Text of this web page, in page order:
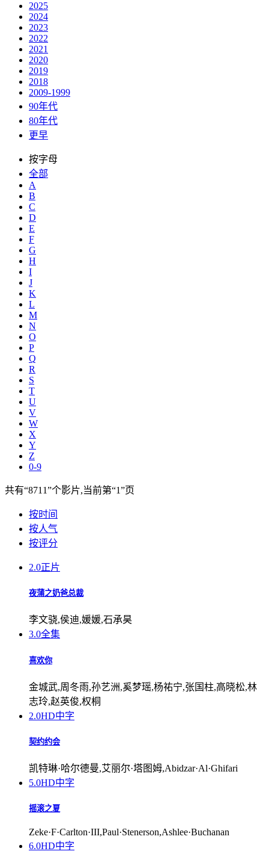
2025
2024
2023
2022
2021
2020
2019
2018
2009-1999
90年代
80年代
更早
按字母
全部
A
B
C
D
E
F
G
H
I
J
K
L
M
N
O
P
Q
R
S
T
U
V
W
X
Y
Z
0-9
共有“8711”个影片,当前第“1”页
按时间
按人气
按评分
2.0正片
夜蒲之奶爸总裁
李文骁,侯迪,媛媛,石承昊
3.0全集
喜欢你
金城武,周冬雨,孙艺洲,奚梦瑶,杨祐宁,张国柱,高晓松,林
志玲,赵英俊,权桐
2.0HD中字
契约约会
凯特琳·哈尔德曼,艾丽尔·塔图姆,Abidzar·Al·Ghifari
5.0HD中字
摇滚之夏
Zeke·F·Carlton·III,Paul·Stenerson,Ashlee·Buchanan
6.0HD中字